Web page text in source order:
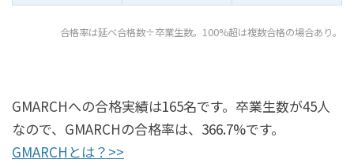
合格率は延べ合格数÷卒業生数。100%超は複数合格の場合あり。
GMARCHへの合格実績は165名です。卒業生数が45人
なので、GMARCHの合格率は、366.7%です。
GMARCHとは？>>